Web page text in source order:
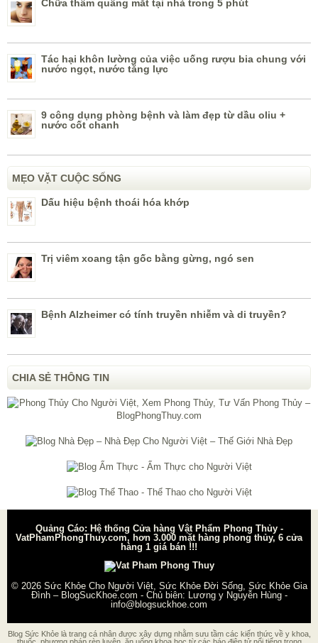
Chữa thâm quầng mắt tại nhà trong 5 phút
Tác hại khôn lường của việc uống rượu bia chung với
nước ngọt, nước tăng lực
9 công dụng phòng bệnh và làm đẹp từ dầu oliu +
nước cốt chanh
MẸO VẶT CUỘC SỐNG
Dấu hiệu bệnh thoái hóa khớp
Trị viêm xoang tận gốc bằng gừng, ngó sen
Bệnh Alzheimer có tính truyền nhiễm và di truyền?
CHIA SẺ THÔNG TIN
Quảng Cáo: Hệ thống Cửa hàng Vật Phẩm Phong Thủy -
VatPhamPhongThuy.com, hơn 3.000 mặt hàng phong thủy, 6 cửa
hàng 1 giá bán !!!
© 2026 Sức Khỏe Cho Người Việt, Sức Khỏe Đời Sống, Sức Khỏe Gia
Đình – BlogSucKhoe.com - Chủ biên: Lương y Nguyễn Hùng-
info@blogsuckhoe.com
Blog Sức Khỏe là trang cá nhân được xây dựng nhằm sưu tầm các kiến thức về y khoa,